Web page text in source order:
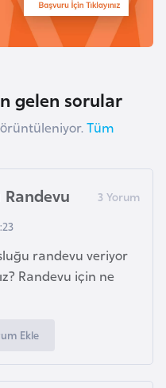
gelen sorular
Tüm
randevu veriyor
Randevu için ne
Ekle